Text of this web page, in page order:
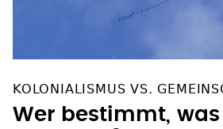
Wer bestimmt, was
bedeutet?